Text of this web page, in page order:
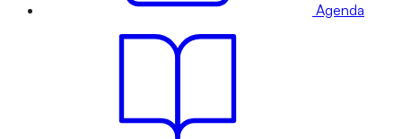
Agenda